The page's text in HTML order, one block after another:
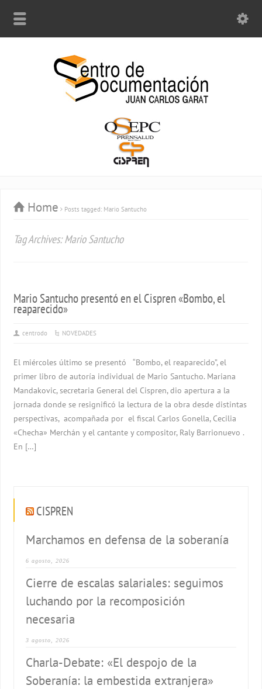
Home Posts tagged: Mario Santucho
Tag Archives: Mario Santucho
Mario Santucho presentó en el Cispren «Bombo, el
reaparecido»
centrodo NOVEDADES
El miércoles último se presentó “Bombo, el reaparecido”, el
primer libro de autoría individual de Mario Santucho. Mariana
Mandakovic, secretaria General del Cispren, dio apertura a la
jornada donde se resignificó la lectura de la obra desde distintas
perspectivas, acompañada por el fiscal Carlos Gonella, Cecilia
«Checha» Merchán y el cantante y compositor, Raly Barrionuevo .
En […]
CISPREN
Marchamos en defensa de la soberanía
6 agosto, 2026
Cierre de escalas salariales: seguimos
luchando por la recomposición
necesaria
3 agosto, 2026
Charla-Debate: «El despojo de la
Soberanía: la embestida extranjera»